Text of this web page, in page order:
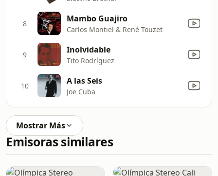
8 Mambo Guajiro
Carlos Montiel & René Touzet
9 Inolvidable
Tito Rodríguez
10 A las Seis
Joe Cuba
Mostrar Más
Emisoras similares